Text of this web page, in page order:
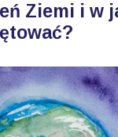
Ziemi i w